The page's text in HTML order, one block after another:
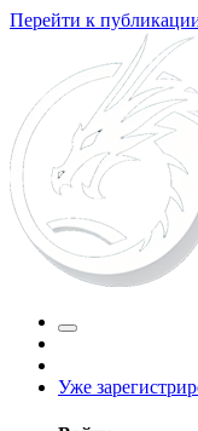
Перейти к
Уже